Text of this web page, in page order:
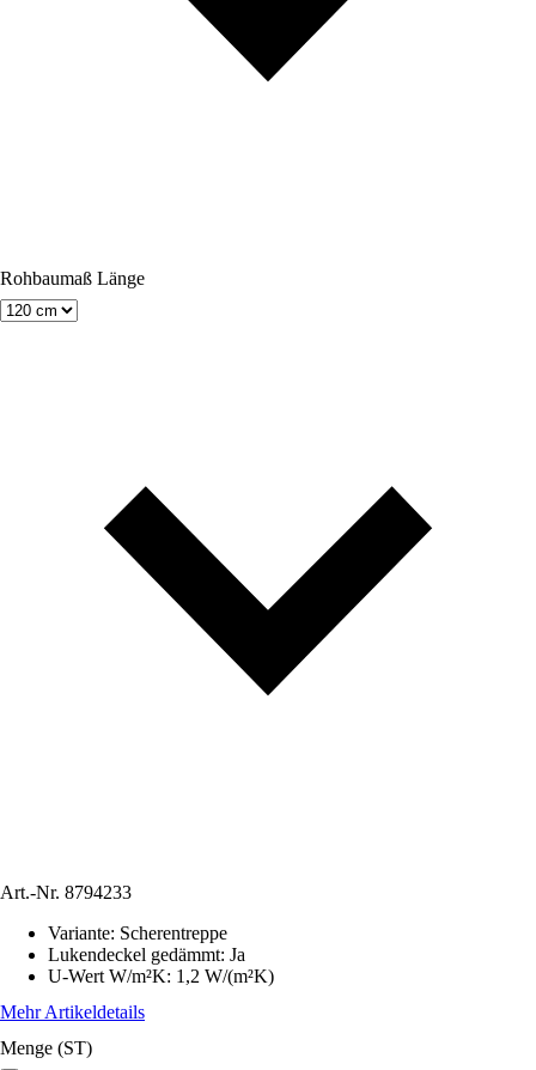
Rohbaumaß Länge
Art.-Nr. 8794233
Variante: Scherentreppe
Lukendeckel gedämmt: Ja
U-Wert W/m²K: 1,2 W/(m²K)
Mehr Artikeldetails
Menge (ST)